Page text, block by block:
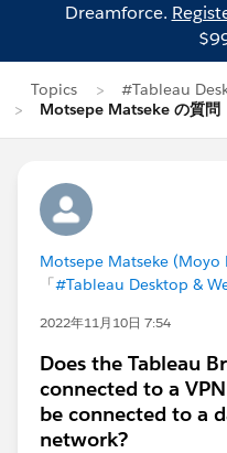
Dreamforce.
Topics
#Tableau
Motsepe Matseke の質問
Motsepe Matseke (Moyo
「#Tableau Desktop &
2022年11月10日 7:54
Does the Tableau
connected to a
be connected to a
network?